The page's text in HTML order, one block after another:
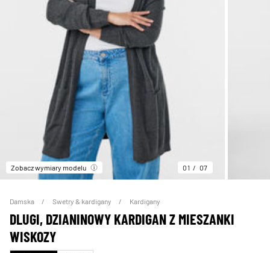
Zobacz wymiary modelu 01 07
Damska Swetry & kardigany Kardigany
DLUGI, DZIANINOWY KARDIGAN Z MIESZANKI
WISKOZY